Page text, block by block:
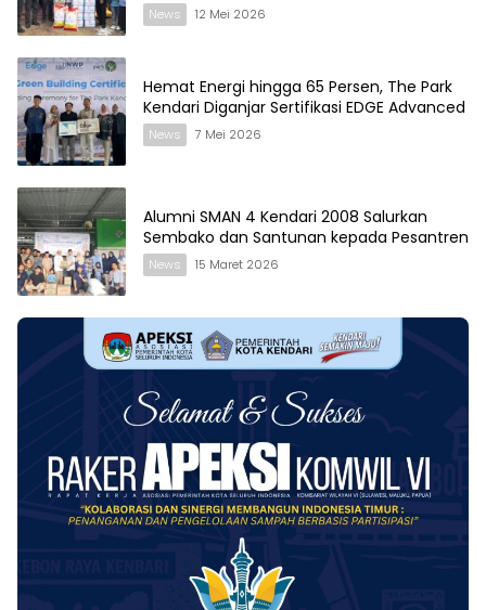
News 12 Mei 2026
Hemat Energi hingga 65 Persen, The Park
Kendari Diganjar Sertifikasi EDGE Advanced
News 7 Mei 2026
Alumni SMAN 4 Kendari 2008 Salurkan
Sembako dan Santunan kepada Pesantren
News 15 Maret 2026